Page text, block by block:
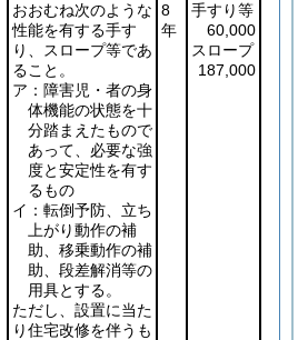
おおむね次のような
性能を有する手す
り、スロープ等であ
ること。
ア：障害児・者の身
体機能の状態を十
分踏まえたもので
あって、必要な強
度と安定性を有す
るもの
イ：転倒予防、立ち
上がり動作の補
助、移乗動作の補
助、段差解消等の
用具とする。
ただし、設置に当た
り住宅改修を伴うも
8
年
手すり等
60,000
スロープ
187,000